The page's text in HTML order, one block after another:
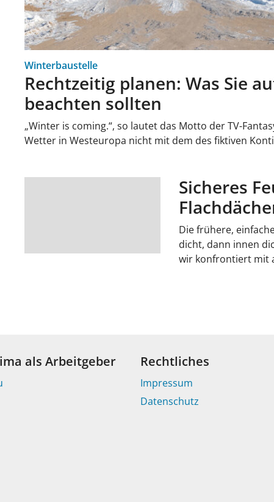
Winterbaustelle
Rechtzeitig planen: Was Sie
beachten sollten
„Winter is coming.“, so lautet das Motto der TV-
Wetter in Westeuropa nicht mit dem des fiktiven
Sicheres
Die frühere,
dicht, dann innen
wir konfrontiert mit
als Arbeitgeber Rechtliches
Impressum
Datenschutz